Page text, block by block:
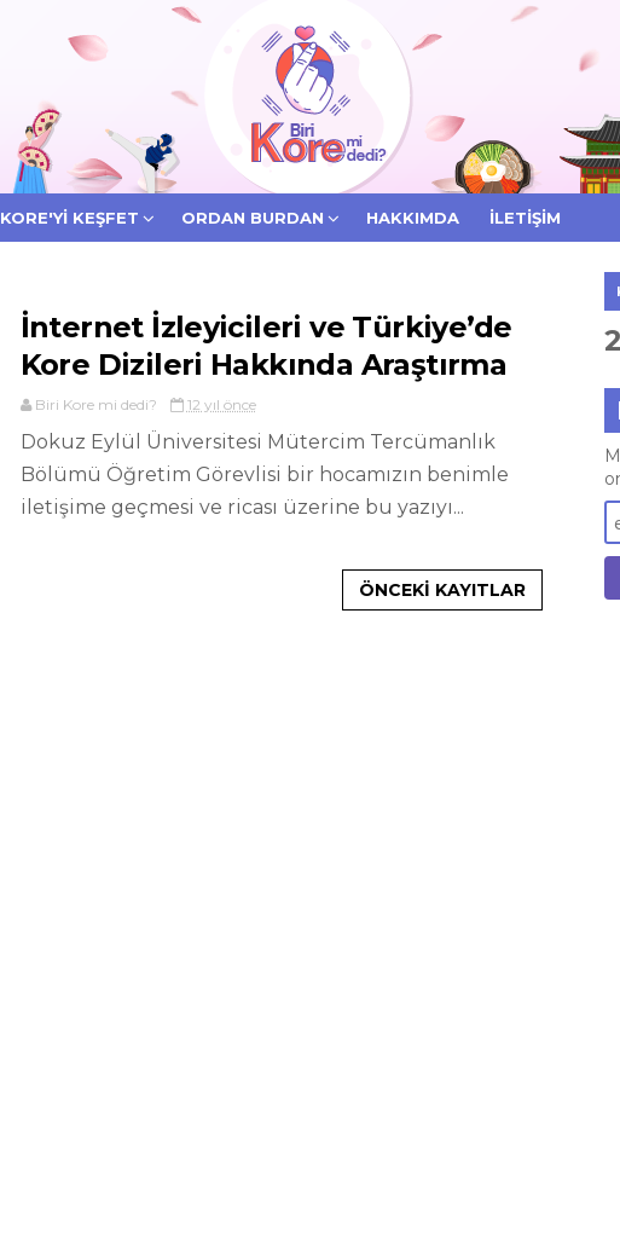
KORE'YI KEŞFET ORDAN BURDAN HAKKIMDA İLETIŞIM
İnternet İzleyicileri ve Türkiye’de
Kore Dizileri Hakkında Araştırma
Biri Kore mi dedi? 12 yıl önce
Dokuz Eylül Üniversitesi Mütercim Tercümanlık
Bölümü Öğretim Görevlisi bir hocamızın benimle
iletişime geçmesi ve ricası üzerine bu yazıyı...
ÖNCEKI KAYITLAR